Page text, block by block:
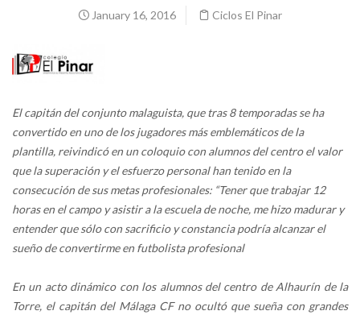
January 16, 2016 Ciclos El Pinar
El capitán del conjunto malaguista, que tras 8 temporadas se ha
convertido en uno de los jugadores más emblemáticos de la
plantilla, reivindicó en un coloquio con alumnos del centro el valor
que la superación y el esfuerzo personal han tenido en la
consecución de sus metas profesionales: “Tener que trabajar 12
horas en el campo y asistir a la escuela de noche, me hizo madurar y
entender que sólo con sacrificio y constancia podría alcanzar el
sueño de convertirme en futbolista profesional
En un acto dinámico con los alumnos del centro de Alhaurín de la
Torre, el capitán del Málaga CF no ocultó que sueña con grandes